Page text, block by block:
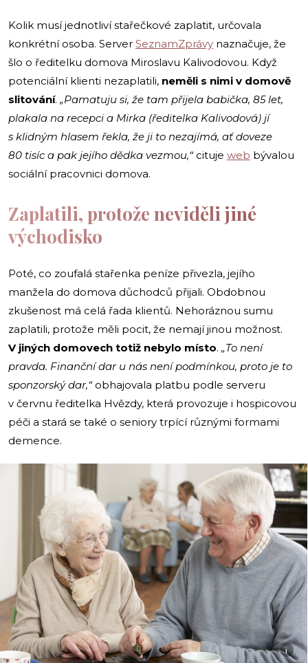
Kolik musí jednotliví stařečkové zaplatit, určovala
konkrétní osoba. Server SeznamZprávy naznačuje, že
šlo o ředitelku domova Miroslavu Kalivodovou. Když
potenciální klienti nezaplatili, neměli s nimi v domově
slitování. „Pamatuju si, že tam přijela babička, 85 let,
plakala na recepci a Mirka (ředitelka Kalivodová) jí
s klidným hlasem řekla, že ji to nezajímá, ať doveze
80 tisíc a pak jejího dědka vezmou,“cituje web bývalou
sociální pracovnici domova.
Zaplatili, protože neviděli jiné
východisko
Poté, co zoufalá stařenka peníze přivezla, jejího
manžela do domova důchodců přijali. Obdobnou
zkušenost má celá řada klientů. Nehoráznou sumu
zaplatili, protože měli pocit, že nemají jinou možnost.
V jiných domovech totiž nebylo místo. „To není
pravda. Finanční dar u nás není podmínkou, proto je to
sponzorský dar,“obhajovala platbu podle serveru
v červnu ředitelka Hvězdy, která provozuje i hospicovou
péči a stará se také o seniory trpící různými formami
demence.
i